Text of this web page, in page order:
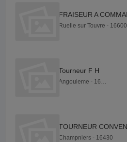
Ruelle sur Touvre - 16600
Tourneur F H
Angouleme - 16000
Champniers - 16430